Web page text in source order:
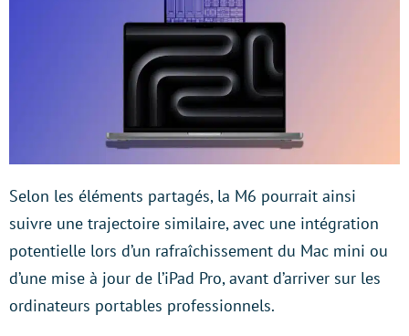
Selon les éléments partagés, la M6 pourrait ainsi
suivre une trajectoire similaire, avec une intégration
potentielle lors d’un rafraîchissement du Mac mini ou
d’une mise à jour de l’iPad Pro, avant d’arriver sur les
ordinateurs portables professionnels.